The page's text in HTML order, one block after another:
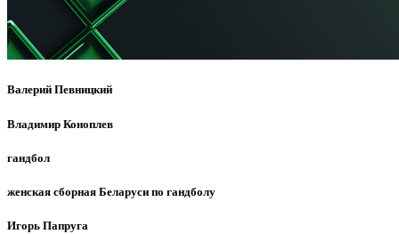
Валерий Певницкий
Владимир Коноплев
гандбол
женская сборная Беларуси по гандболу
Игорь Папруга